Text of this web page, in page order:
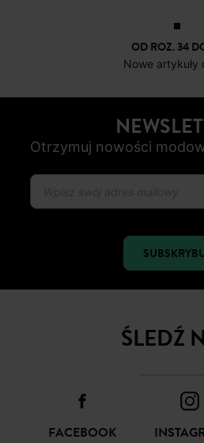
OD ROZ. 34
Nowe artykuły
Otrzymuj nowości
ŚLEDŹ
FACEBOOK